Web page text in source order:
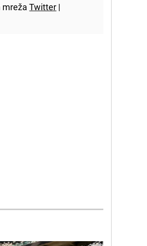
mrežaTwitter |